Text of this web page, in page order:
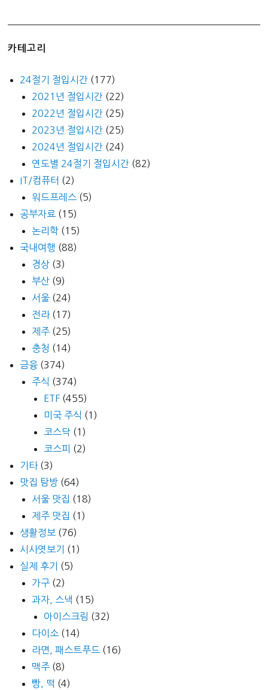
카테고리
24절기 절입시간 (177)
2021년 절입시간 (22)
2022년 절입시간 (25)
2023년 절입시간 (25)
2024년 절입시간 (24)
연도별 24절기 절입시간 (82)
IT/컴퓨터 (2)
워드프레스 (5)
공부자료 (15)
논리학 (15)
국내여행 (88)
경상 (3)
부산 (9)
서울 (24)
전라(17)
제주 (25)
충청 (14)
금융 (374)
주식 (374)
ETF (455)
미국 주식 (1)
코스닥 (1)
코스피 (2)
기타(3)
맛집 탐방 (64)
서울 맛집 (18)
제주 맛집 (1)
생활정보 (76)
시사엿보기
(1)
실제 후기
(5)
가구 (2)
과자, 스낵 (15)
아이스크림 (32)
다이소 (14)
라면, 패스트푸드 (16)
맥주 (8)
빵, 떡 (4)